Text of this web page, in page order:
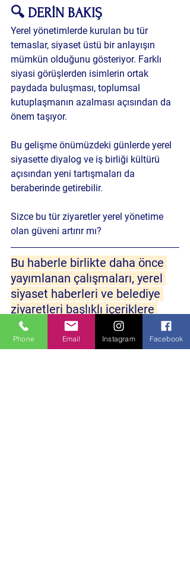
🔍 DERİN BAKIŞ
Yerel yönetimlerde kurulan bu tür
temaslar, siyaset üstü bir anlayışın
mümkün olduğunu gösteriyor. Farklı
siyasi görüşlerden isimlerin ortak
paydada buluşması, toplumsal
kutuplaşmanın azalması açısından da
önem taşıyor.
Bu gelişme önümüzdeki günlerde yerel
siyasette diyalog ve iş birliği kültürü
açısından yeni tartışmaları da
beraberinde getirebilir.
Sizce bu tür ziyaretler yerel yönetime
olan güveni artırır mı?
Bu haberle birlikte daha önce
yayımlanan çalışmaları, yerel
siyaset haberleri ve belediye
ziyaretleri başlıklı içeriklere
yönlendirme yapılabilir:
HABERE TIKLA
Phone Email Instagram Facebook